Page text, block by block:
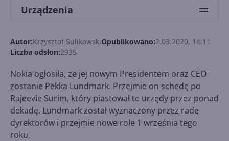
Urządzenia
Autor:Krzysztof SulikowskiOpublikowano:2.03.2020, 14:11
Liczba odsłon:2935
Nokia ogłosiła, że jej nowym Presidentem oraz CEO
zostanie Pekka Lundmark. Przejmie on schedę po
Rajeevie Surim, który piastował te urzędy przez ponad
dekadę. Lundmark został wyznaczony przez radę
dyrektorów i przejmie nowe role 1 września tego
roku.